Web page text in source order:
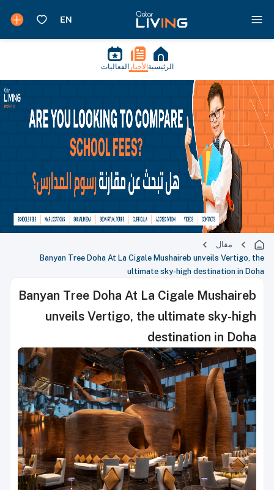
الرئيسية الأخبار الفعاليات
مقال
Banyan Tree Doha At La Cigale Mushaireb unveils Vertigo, the
ultimate sky-high destination in Doha
Banyan Tree Doha At La Cigale Mushaireb
unveils Vertigo, the ultimate sky-high
destination in Doha